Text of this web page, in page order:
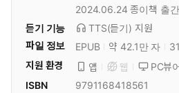
2024.06.24 종이책 출간
듣기 기능
TTS(듣기) 지원
파일 정보
EPUB 약 42.1만 자
지원 환경
앱 웹 PC뷰
ISBN
9791168418561